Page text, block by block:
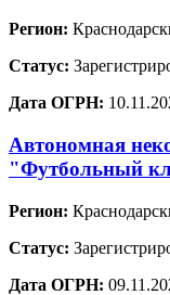
Регион:
Статус:
Дата ОГРН:
Автономная
"Футбольный
Регион:
Статус:
Дата ОГРН: